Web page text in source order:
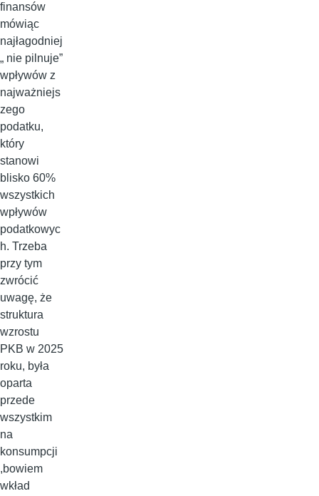
finansów
mówiąc
najłagodniej
„ nie pilnuje”
wpływów z
najważniejs
zego
podatku,
który
stanowi
blisko 60%
wszystkich
wpływów
podatkowyc
h. Trzeba
przy tym
zwrócić
uwagę, że
struktura
wzrostu
PKB w 2025
roku, była
oparta
przede
wszystkim
na
konsumpcji
,bowiem
wkład